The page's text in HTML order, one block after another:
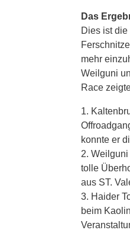
Das
Dies ist
mehr
Weilguni
Race
1.
konnte er
2.
tolle
aus ST.
3. Haider
beim